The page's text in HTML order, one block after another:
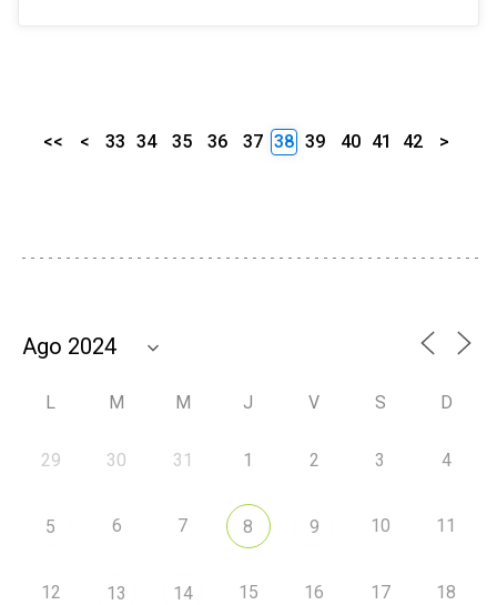
<< < 33 34 35 36 37 38 39 40 41 42 >
L M M J V S D
29 30 31 1 2 3 4
5 6 7 8 9 10 11
12 13 14 15 16 17 18